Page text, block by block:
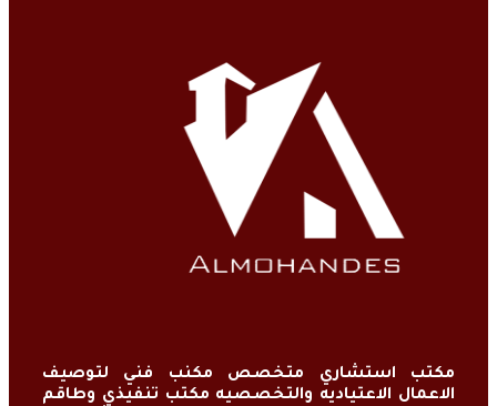
مكتب استشاري متخصص مكنب فني لتوصيف
الاعمال الاعتياديه والتخصصيه مكتب تنفيذي وطاقم